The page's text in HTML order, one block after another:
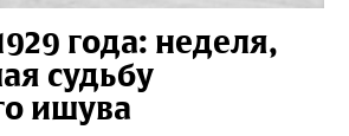
года: неделя,
судьбу
ишува